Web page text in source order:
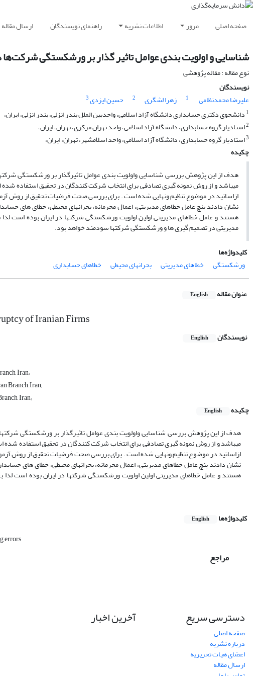
صفحه اصلی مرور اطلاعات نشریه راهنمای نویسندگان ارسال مقاله
شناسایی و اولویت بندی عوامل تاثیر گذار بر ورشکستگی شرکت‌ها‌
نوع مقاله : مقاله پژوهشی
نویسندگان
علیرضا محمدنظامی
1 زهرا لشگری 2 حسین ایزدی3
1 دانشجوی دکتری حسابداری دانشگاه آزاد اسلامی، واحدبین الملل بندر انزلی، بندر انزلی، ایران،
2استادیار گروه حسابداری، دانشگاه آزاد اسلامی، واحد تهران مرکزی، تهران، ایران،
3استادیار گروه حسابداری، دانشگاه آزاد اسلامی، واحد اسلامشهر، تهران، ایران،
چکیده
ازاساتید در موضوع تنظیم ونهایی شده است . برای بررسی صحت فرضیات تحقیق از روش
نشان دادند پنچ عامل خطاهای مدیریتی، اعمال مجرمانه، بحرانهای محیطی، خطای های
هستند و عامل خطاهای مدیریتی اولین اولویت ورشکستگی شرکتها در ایران بوده است
مدیریتی در تصمیم گیری ها و ورشکستگی شرکتها سودمند خواهد بود.
کلیدواژه‌ها
ورشکستگی
خطاهای مدیریتی بحرانهای محیطی خطاهای حسابداری
عنوان مقاله English
of Iranian Firms
نویسندگان English
Iran;
Branch, Iran;
Iran;
چکیده
English
ازاساتید در موضوع تنظیم ونهایی شده است . برای بررسی صحت فرضیات تحقیق از روش
نشان دادند پنچ عامل خطاهای مدیریتی، اعمال مجرمانه، بحرانهای محیطی، خطای های
هستند و عامل خطاهای مدیریتی اولین اولویت ورشکستگی شرکتها در ایران بوده است
کلیدواژه‌ها English
errors
مراجع
دسترسی سریع
صفحه اصلی
درباره نشریه
اعضای هیات تحریریه
ارسال مقاله
آخرین اخبار